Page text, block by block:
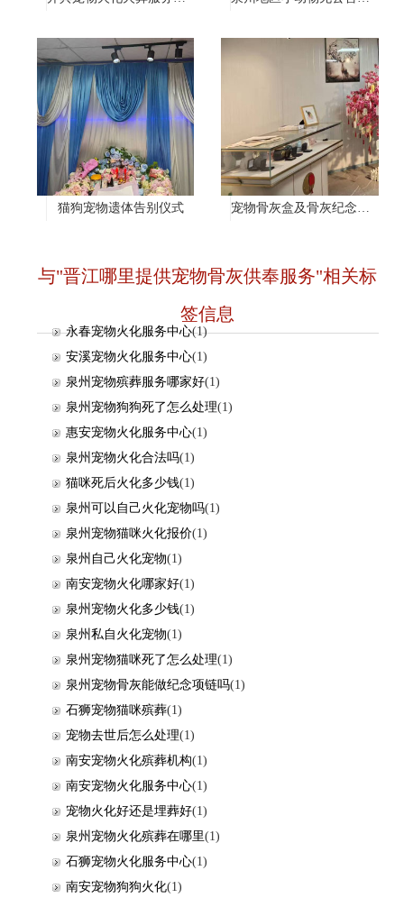
猫狗宠物遗体告别仪式
与"晋江哪里提供宠物骨灰供奉服务"相关标
签信息
永春宠物火化服务中心(1)
安溪宠物火化服务中心(1)
泉州宠物殡葬服务哪家好(1)
泉州宠物狗狗死了怎么处理(1)
惠安宠物火化服务中心(1)
泉州宠物火化合法吗(1)
猫咪死后火化多少钱(1)
泉州可以自己火化宠物吗(1)
泉州宠物猫咪火化报价(1)
泉州自己火化宠物(1)
南安宠物火化哪家好(1)
泉州宠物火化多少钱(1)
泉州私自火化宠物(1)
泉州宠物猫咪死了怎么处理(1)
泉州宠物骨灰能做纪念项链吗(1)
石狮宠物猫咪殡葬(1)
宠物去世后怎么处理(1)
南安宠物火化殡葬机构(1)
南安宠物火化服务中心(1)
宠物火化好还是埋葬好(1)
泉州宠物火化殡葬在哪里(1)
石狮宠物火化服务中心(1)
南安宠物狗狗火化(1)